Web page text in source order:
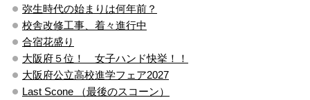
弥生時代の始まりは何年前？
校舎改修工事、着々進行中
合宿花盛り
大阪府５位！ 女子ハンド快挙！！
大阪府公立高校進学フェア2027
Last Scone （最後のスコーン）